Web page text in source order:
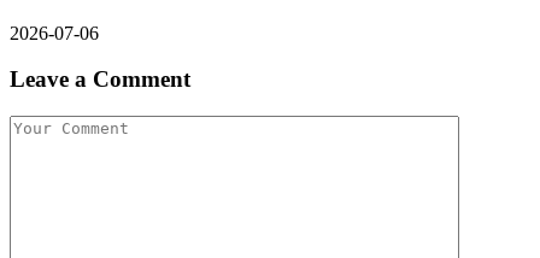
2026-07-06
Leave a Comment